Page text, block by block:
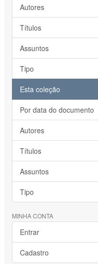
Autores
Títulos
Assuntos
Tipo
Esta coleção
Por data do documento
Autores
Títulos
Assuntos
Tipo
MINHA CONTA
Entrar
Cadastro